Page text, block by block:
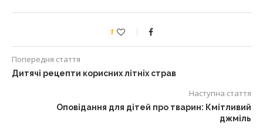
1
Попередня стаття
Дитячі рецепти корисних літніх страв
Наступна стаття
Оповідання для дітей про тварин: Кмітливий
джміль